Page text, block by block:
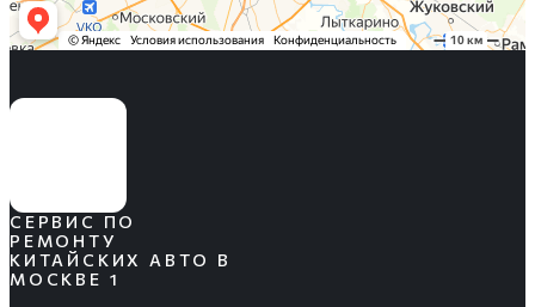
СЕРВИС ПО
РЕМОНТУ
КИТАЙСКИХ АВТО В
МОСКВЕ 1